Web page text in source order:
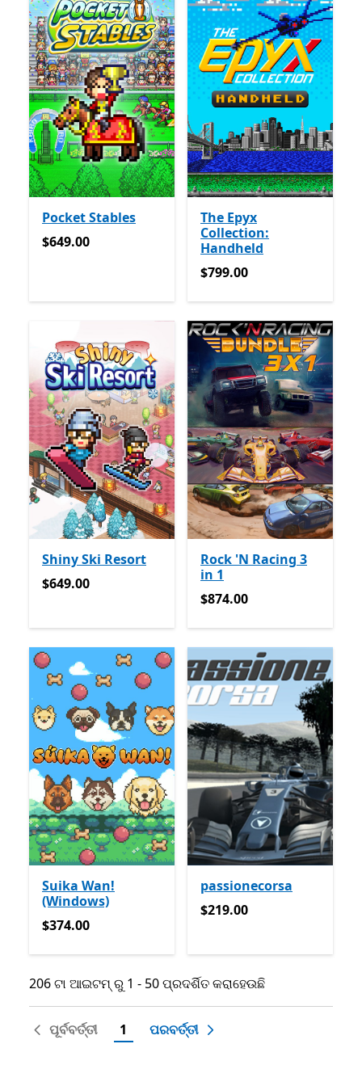
Pocket Stables
$649.00
$649.00
The Epyx
Collection:
Handheld
$799.00
$799.00
Shiny Ski Resort
$649.00
$649.00
Rock 'N Racing 3
in 1
$874.00
$874.00
Suika Wan!
(Windows)
$374.00
$374.00
passionecorsa
$219.00
$219.00
206 ଟା ଆଇଟମ୍ ରୁ 1 - 50 ପ୍ରଦର୍ଶିତ କରାହେଉଛି
206 ଟା ଆଇଟମ୍ ରୁ 1 - 50 ପ୍ରଦର୍ଶିତ କରାହେଉଛି
ପୂର୍ବବର୍ତ୍ତୀ 1 ପରବର୍ତ୍ତୀ